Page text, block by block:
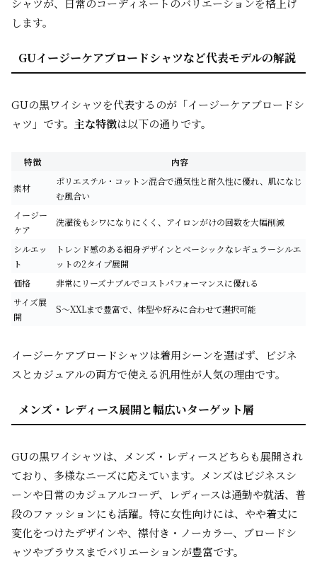
シャツが、日常のコーディネートのバリエーションを格上げ
します。
GUイージーケアブロードシャツなど代表モデルの解説
GUの黒ワイシャツを代表するのが「イージーケアブロードシ
ャツ」です。 主な特徴は以下の通りです。
特徴 内容
素材
ポリエステル・コットン混合で通気性と耐久性に優れ、肌になじ
む風合い
イージー
ケア
洗濯後もシワになりにくく、アイロンがけの回数を大幅削減
シルエッ
ト
トレンド感のある細身デザインとベーシックなレギュラーシルエ
ットの2タイプ展開
価格
非常にリーズナブルでコストパフォーマンスに優れる
サイズ展
開
S～XXLまで豊富で、体型や好みに合わせて選択可能
イージーケアブロードシャツは着用シーンを選ばず、ビジネ
スとカジュアルの両方で使える汎用性が人気の理由です。
メンズ・レディース展開と幅広いターゲット層
GUの黒ワイシャツは、メンズ・レディースどちらも展開され
ており、多様なニーズに応えています。メンズはビジネスシ
ーンや日常のカジュアルコーデ、レディースは通勤や就活、普
段のファッションにも活躍。特に女性向けには、やや着丈に
変化をつけたデザインや、襟付き・ノーカラー、ブロードシ
ャツやブラウスまでバリエーションが豊富です。